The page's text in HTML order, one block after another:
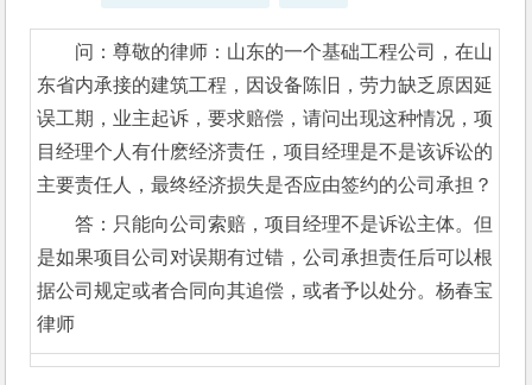
问：尊敬的律师：山东的一个基础工程公司，在山
东省内承接的建筑工程，因设备陈旧，劳力缺乏原因延
误工期，业主起诉，要求赔偿，请问出现这种情况，项
目经理个人有什麽经济责任，项目经理是不是该诉讼的
主要责任人，最终经济损失是否应由签约的公司承担？
答：只能向公司索赔，项目经理不是诉讼主体。但
是如果项目公司对误期有过错，公司承担责任后可以根
据公司规定或者合同向其追偿，或者予以处分。杨春宝
律师